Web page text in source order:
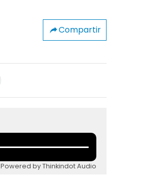
Compartir
Powered by Thinkindot Audio